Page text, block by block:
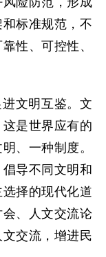
标准规范，不
性、可控性、
文明互鉴。文
是世界应有的
、一种制度。
导不同文明和
择的现代化道
、人文交流论
交流，增进民